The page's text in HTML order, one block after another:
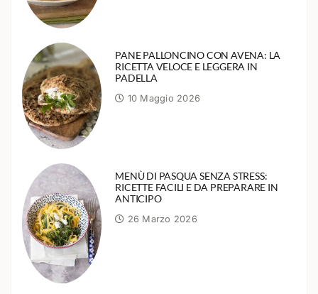
PANE PALLONCINO CON AVENA: LA
RICETTA VELOCE E LEGGERA IN
PADELLA
10 Maggio 2026
MENÙ DI PASQUA SENZA STRESS:
RICETTE FACILI E DA PREPARARE IN
ANTICIPO
26 Marzo 2026